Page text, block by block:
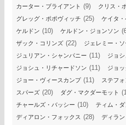
カーター・ブライアント (9) クリス・
グレッグ・ポポヴィッチ (25) ケイタ
ケルドン (10) ケルドン・ジョンソン
ザック・コリンズ (22) ジェレミー・
ジュリアン・シャンパニー (11) ジョ
ジョシュ・リチャードソン (11) ジョ
ジョー・ヴィースカンプ(11) ステフ
スパーズ (20) ダグ・マクダーモット
チャールズ・バッシー (10) ティム・
ディアロン・フォックス (28) ディラ